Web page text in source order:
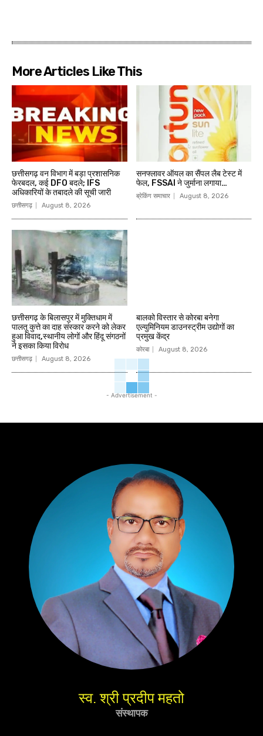
More Articles Like This
छत्तीसगढ़ वन विभाग में बड़ा प्रशासनिक
फेरबदल, कई DFO बदले; IFS
अधिकारियों के तबादले की सूची जारी
छत्तीसगढ़ August 8, 2026
सनफ्लावर ऑयल का सैंपल लैब टेस्ट में
फेल, FSSAI ने जुर्माना लगाया…
ब्रेकिंग समाचार August 8, 2026
छत्तीसगढ़ के बिलासपुर में मुक्तिधाम में
पालतू कुत्ते का दाह संस्कार करने को लेकर
हुआ विवाद,स्थानीय लोगों और हिंदू संगठनों
ने इसका किया विरोध
छत्तीसगढ़ August 8, 2026
बालको विस्तार से कोरबा बनेगा
एल्युमिनियम डाउनस्ट्रीम उद्योगों का
प्रमुख केंद्र
कोरबा August 8, 2026
- Advertisement -
स्व. श्री प्रदीप महतो
संस्थापक